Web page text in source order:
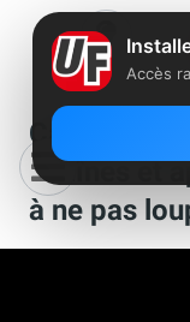
Canal+
chaînes et
à ne pas
Accès